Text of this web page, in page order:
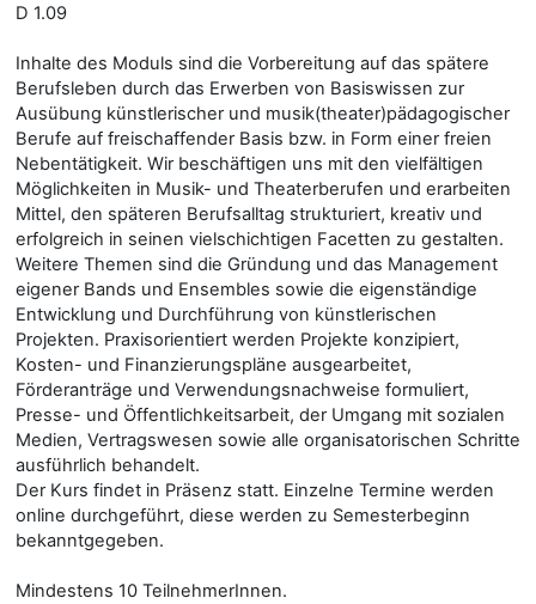
D 1.09
Inhalte des Moduls sind die Vorbereitung auf das spätere
Berufsleben durch das Erwerben von Basiswissen zur
Ausübung künstlerischer und musik(theater)pädagogischer
Berufe auf freischaffender Basis bzw. in Form einer freien
Nebentätigkeit. Wir beschäftigen uns mit den vielfältigen
Möglichkeiten in Musik- und Theaterberufen und erarbeiten
Mittel, den späteren Berufsalltag strukturiert, kreativ und
erfolgreich in seinen vielschichtigen Facetten zu gestalten.
Weitere Themen sind die Gründung und das Management
eigener Bands und Ensembles sowie die eigenständige
Entwicklung und Durchführung von künstlerischen
Projekten. Praxisorientiert werden Projekte konzipiert,
Kosten- und Finanzierungspläne ausgearbeitet,
Förderanträge und Verwendungsnachweise formuliert,
Presse- und Öffentlichkeitsarbeit, der Umgang mit sozialen
Medien, Vertragswesen sowie alle organisatorischen Schritte
ausführlich behandelt.
Der Kurs findet in Präsenz statt. Einzelne Termine werden
online durchgeführt, diese werden zu Semesterbeginn
bekanntgegeben.
Mindestens 10 TeilnehmerInnen.